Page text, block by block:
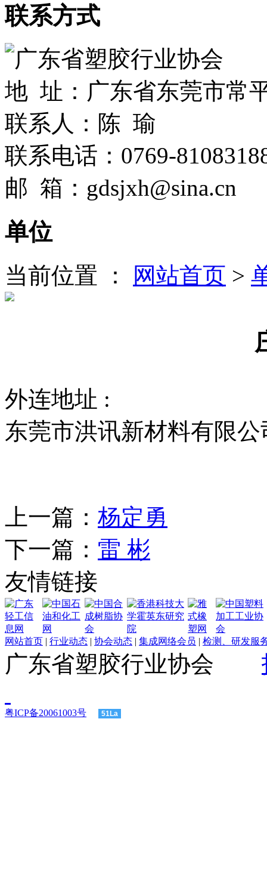
联系方式
广东省塑胶行业协会
地 址：广东省东莞市常
联系人：陈 瑜
联系电话：0769-
邮 箱：gdsjxh@sina.cn
单位
当前位置 ： 网站首页 >
外连地址 :
东莞市洪讯新材料有限公
上一篇： 杨定勇
下一篇： 雷 彬
友情链接
网站首页 | 行业动态 | 协会动态 | 集成网络会员 | 检测、研发服
广东省塑胶行业协会
粤ICP备20061003号 51La